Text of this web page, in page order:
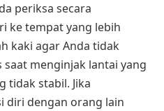
periksa secara
ke tempat yang lebih
kaki agar Anda tidak
menginjak lantai yang
tidak stabil. Jika
diri dengan orang lain